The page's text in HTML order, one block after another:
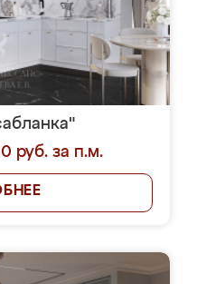
руб. за п.м.